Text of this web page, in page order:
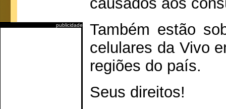
publicidade
Também estão
celulares da Vivo
regiões do país.
Seus direitos!